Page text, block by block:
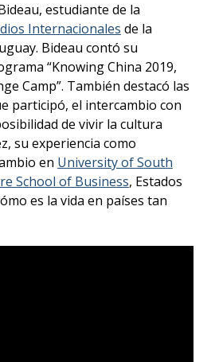
estudiante de la
Internacionales de la
Bideau contó su
“Knowing China 2019,
Camp”. También destacó las
participó, el intercambio con
de vivir la cultura
su experiencia como
en University of South
School of Business, Estados
es la vida en países tan